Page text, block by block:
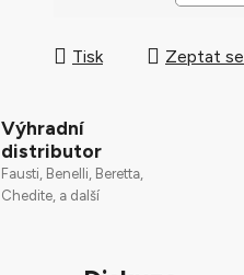
Tisk Zeptat se
Výhradní
distributor
Fausti, Benelli, Beretta,
Chedite, a další